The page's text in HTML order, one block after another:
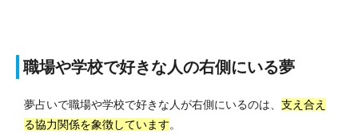
職場や学校で好きな人の右側にいる夢
夢占いで職場や学校で好きな人が右側にいるのは、 支え合え
る協力関係を象徴しています。